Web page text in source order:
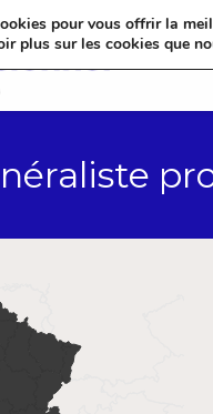
pour vous offrir la
plus sur les cookies que